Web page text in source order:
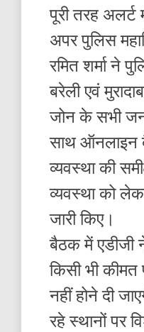
पूरी तरह
अपर पुलिस
रमित शर्मा ने
बरेली एवं
जोन के सभी
साथ
व्यवस्था की
व्यवस्था को
जारी किए।
बैठक में एडीजी
किसी भी
नहीं होने दी
रहे स्थानों पर